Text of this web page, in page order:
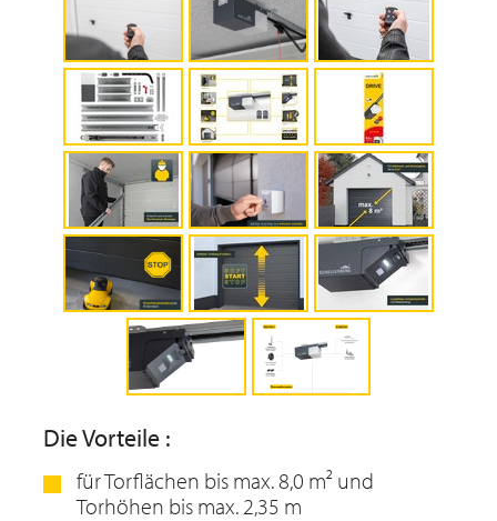
Die Vorteile :
für Torflächen bis max. 8,0 m² und
Torhöhen bis max. 2,35 m